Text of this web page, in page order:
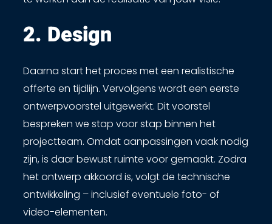
2. Design​
Daarna start het proces met een realistische
offerte en tijdlijn. Vervolgens wordt een eerste
ontwerpvoorstel uitgewerkt. Dit voorstel
bespreken we stap voor stap binnen het
projectteam. Omdat aanpassingen vaak nodig
zijn, is daar bewust ruimte voor gemaakt. Zodra
het ontwerp akkoord is, volgt de technische
ontwikkeling – inclusief eventuele foto- of
video-elementen.